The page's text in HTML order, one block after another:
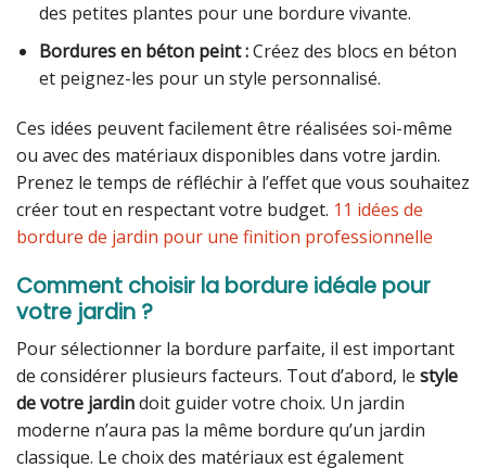
des petites plantes pour une bordure vivante.
Bordures en béton peint :Créez des blocs en béton
et peignez-les pour un style personnalisé.
Ces idées peuvent facilement être réalisées soi-même
ou avec des matériaux disponibles dans votre jardin.
Prenez le temps de réfléchir à l’effet que vous souhaitez
créer tout en respectant votre budget. 11 idées de
bordure de jardin pour une finition professionnelle
Comment choisir la bordure idéale pour
votre jardin ?
Pour sélectionner la bordure parfaite, il est important
de considérer plusieurs facteurs. Tout d’abord, le style
de votre jardindoit guider votre choix. Un jardin
moderne n’aura pas la même bordure qu’un jardin
classique. Le choix des matériaux est également